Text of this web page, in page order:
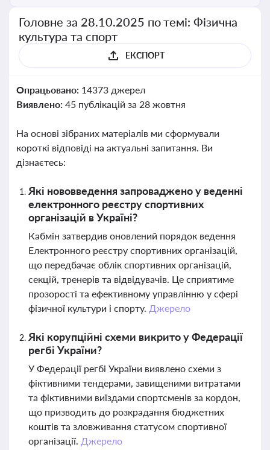
Головне за 28.10.2025 по темі: Фізична
культура та спорт
ЕКСПОРТ
Опрацьовано: 14373 джерел
Виявлено: 45 публікацій за 28 жовтня
На основі зібраних матеріалів ми сформували
короткі відповіді на актуальні запитання. Ви
дізнаєтесь:
Які нововведення запроваджено у веденні
електронного реєстру спортивних
організацій в Україні?
Кабмін затвердив оновлений порядок ведення
Електронного реєстру спортивних організацій,
що передбачає облік спортивних організацій,
секцій, тренерів та відвідувачів. Це сприятиме
прозорості та ефективному управлінню у сфері
фізичної культури і спорту. Джерело
Які корупційні схеми викрито у Федерації
регбі України?
У Федерації регбі України виявлено схеми з
фіктивними тендерами, завищеними витратами
та фіктивними виїздами спортсменів за кордон,
що призводить до розкрадання бюджетних
коштів та зловживання статусом спортивної
організації. Джерело